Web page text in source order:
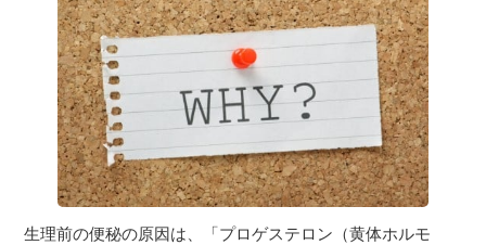
１歳児
２歳児
３〜６歳児
７〜１２歳児
生理前の便秘の原因は、「プロゲステロン（黄体ホルモ